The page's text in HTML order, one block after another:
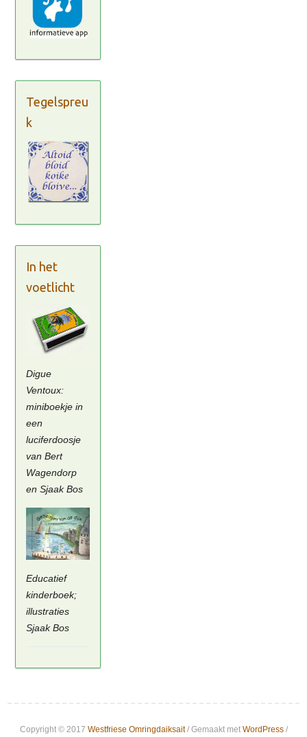
Tegelspreu
k
In het
voetlicht
Digue
Ventoux:
miniboekje in
een
luciferdoosje
van Bert
Wagendorp
en Sjaak Bos
Educatief
kinderboek;
illustraties
Sjaak Bos
Copyright © 2017 Westfriese Omringdaiksait/ Gemaakt met WordPress/